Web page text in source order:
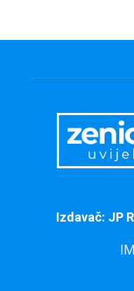
Izdavač: JP